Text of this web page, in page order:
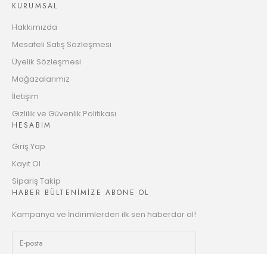
KURUMSAL
Hakkımızda
Mesafeli Satış Sözleşmesi
Üyelik Sözleşmesi
Mağazalarımız
İletişim
Gizlilik ve Güvenlik Politikası
HESABIM
Giriş Yap
Kayıt Ol
Sipariş Takip
HABER BÜLTENİMİZE ABONE OL
Kampanya ve İndirimlerden ilk sen haberdar ol!